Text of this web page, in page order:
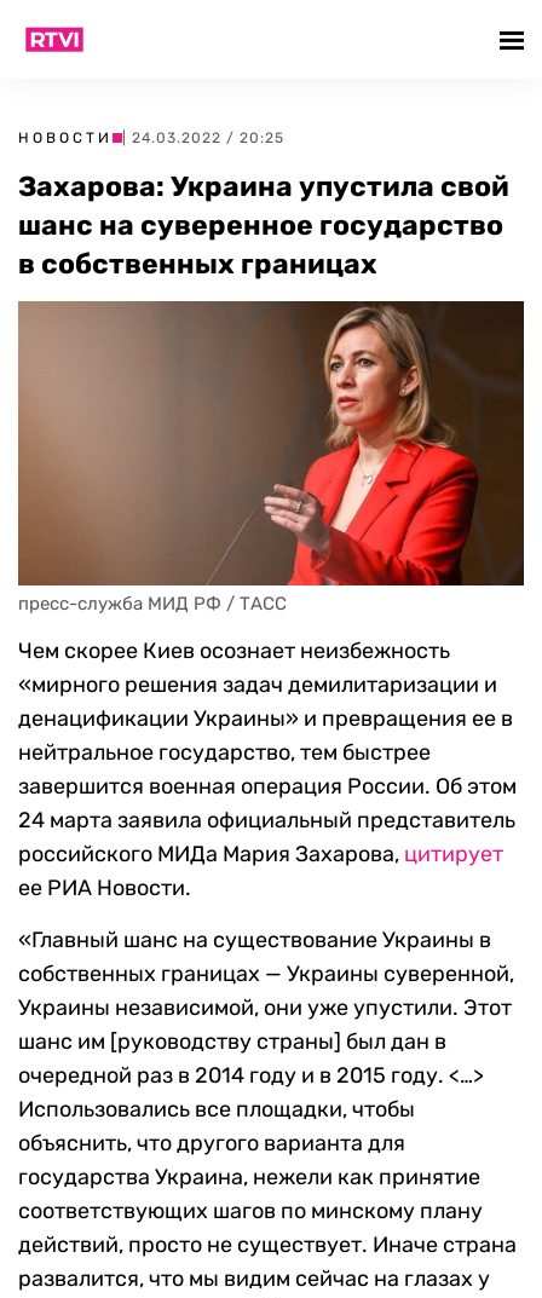
НОВОСТИ | 24.03.2022 / 20:25
Захарова: Украина упустила свой
шанс на суверенное государство
в собственных границах
пресс-служба МИД РФ / ТАСС
Чем скорее Киев осознает неизбежность
«мирного решения задач демилитаризации и
денацификации Украины» и превращения ее в
нейтральное государство, тем быстрее
завершится военная операция России. Об этом
24 марта заявила официальный представитель
российского МИДа Мария Захарова, цитирует
ее РИА Новости.
«Главный шанс на существование Украины в
собственных границах — Украины суверенной,
Украины независимой, они уже упустили. Этот
шанс им [руководству страны] был дан в
очередной раз в 2014 году и в 2015 году. <…>
Использовались все площадки, чтобы
объяснить, что другого варианта для
государства Украина, нежели как принятие
соответствующих шагов по минскому плану
действий, просто не существует. Иначе страна
развалится, что мы видим сейчас на глазах у